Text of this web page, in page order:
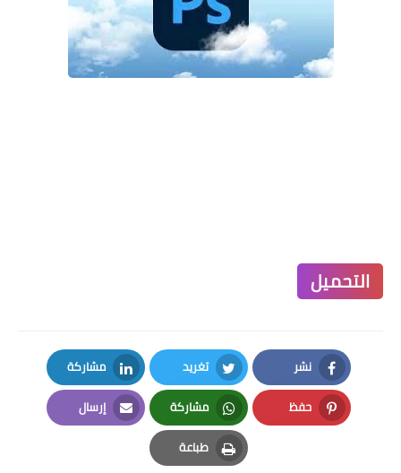
التحميل
نشر
Facebook
تغريد
Twitter
مشاركة
LinkedIn
حفظ
Pinterest
مشاركة
Whatsapp
إرسال
Email
طباعة